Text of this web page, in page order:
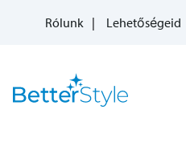
Rólunk Lehetőségeid